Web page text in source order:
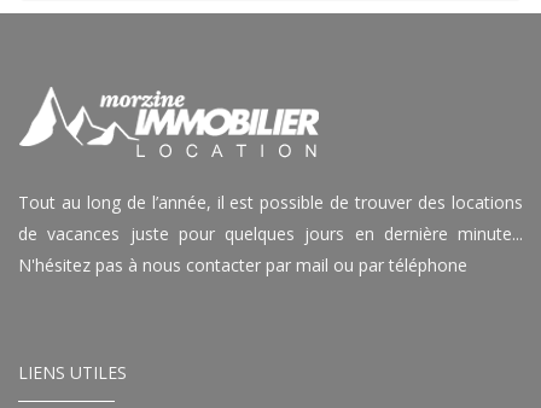
Tout au long de l’année, il est possible de trouver des locations
de vacances juste pour quelques jours en dernière minute...
N'hésitez pas à nous contacter par mail ou par téléphone
LIENS UTILES